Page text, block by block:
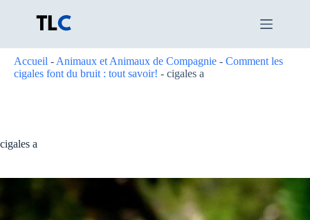
Accueil - Animaux et Animaux de Compagnie - Comment les
cigales font du bruit : tout savoir! - cigales a
cigales a